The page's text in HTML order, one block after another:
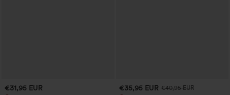
€31,95 EUR €35,95 EUR €40,95 EUR